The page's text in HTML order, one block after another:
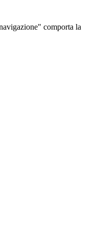
comporta la